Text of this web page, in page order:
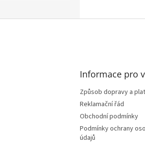
Informace pro
Způsob dopravy a
Reklamační řád
Obchodní podmínky
Podmínky ochrany
údajů